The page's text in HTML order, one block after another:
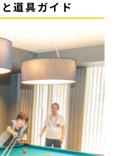
道具ガイド